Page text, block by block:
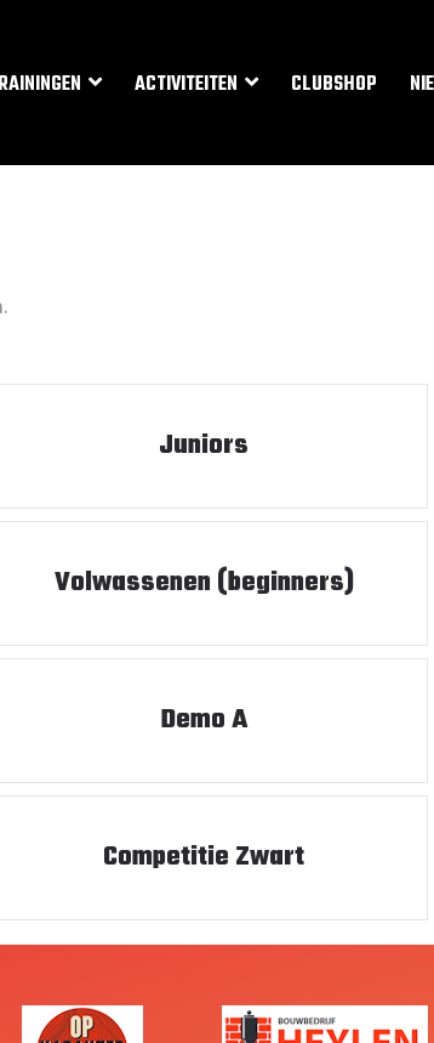
ACTIVITEITEN CLUBSHOP
Juniors
Volwassenen (beginners)
Demo A
Competitie Zwart